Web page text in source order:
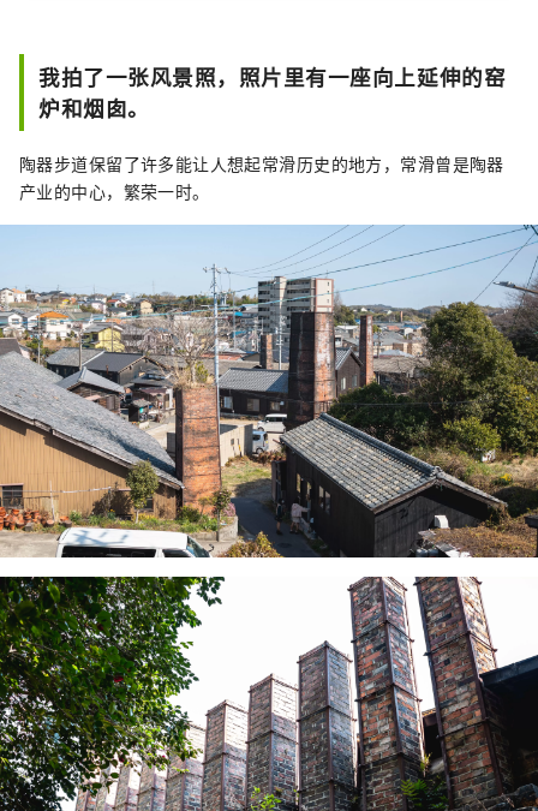
我拍了一张风景照，照片里有一座向上延伸的窑
炉和烟囱。
陶器步道保留了许多能让人想起常滑历史的地方，常滑曾是陶器
产业的中心，繁荣一时。